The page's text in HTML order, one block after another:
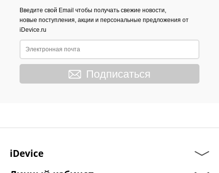
Введите свой Email чтобы получать свежие новости,
новые поступления, акции и персональные предложения от
iDevice.ru
Подписаться
iDevice